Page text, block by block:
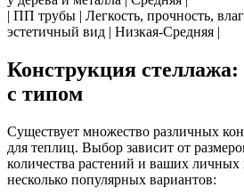
| ПП трубы | Легкость, прочность,
эстетичный вид | Низкая-Средняя |
Конструкция стеллажа:
с типом
Существует множество различных
для теплиц. Выбор зависит от
количества растений и ваших
несколько популярных вариантов: